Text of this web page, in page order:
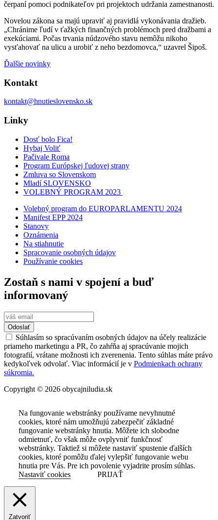
čerpaní pomoci podnikateľov pri projektoch udržania zamestnanosti.
Novelou zákona sa majú upraviť aj pravidlá vykonávania dražieb.
„Chránime ľudí v ťažkých finančných problémoch pred dražbami a
exekúciami. Počas trvania núdzového stavu nemôžu nikoho
vysťahovať na ulicu a urobiť z neho bezdomovca,“ uzavrel Šipoš.
Ďalšie novinky
Kontakt
kontakt@hnutieslovensko.sk
Linky
Dosť bolo Fica!
Hybaj Voliť
Pačivale Roma
Program Európskej ľudovej strany
Zmluva so Slovenskom
Mladí SLOVENSKO
VOLEBNÝ PROGRAM 2023
Volebný program do EUROPARLAMENTU 2024
Manifest EPP 2024
Stanovy
Oznámenia
Na stiahnutie
Spracovanie osobných údajov
Používanie cookies
Zostaň s nami v spojení a buď
informovaný
Odoslať
Súhlasím so spracúvaním osobných údajov na účely realizácie
priameho marketingu a PR, čo zahŕňa aj spracúvanie mojich
fotografií, vrátane možnosti ich zverenenia. Tento súhlas máte právo
kedykoľvek odvolať. Viac informácií je v Podmienkach ochrany
súkromia.
Copyright © 2026 obycajniludia.sk
Na fungovanie webstránky používame nevyhnutné
cookies, ktoré nám umožňujú zabezpečiť základné
fungovanie webstránky hnutia. Môžete ich slobodne
odmietnuť, čo však môže ovplyvniť funkčnosť
webstránky. Taktiež si môžete nastaviť spustenie ďalších
cookies, ktoré pomôžu ďalej vylepšiť fungovanie webu
hnutia pre Vás. Pre ich povolenie vyjadrite prosím súhlas.
Nastaviť cookies
PRIJAŤ
Zatvoriť